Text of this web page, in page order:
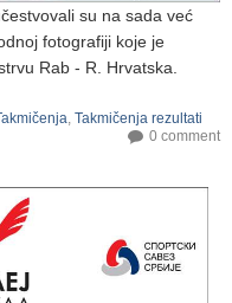
su na sada već
fotografiji koje je
Rab - R. Hrvatska.
, Takmičenja rezultati
0 comment